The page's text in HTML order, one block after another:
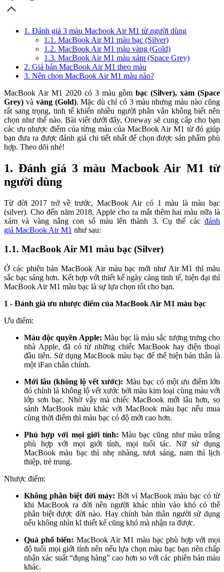
1. Đánh giá 3 màu Macbook Air M1 từ người dùng
1.1. MacBook Air M1 màu bạc (Silver)
1.2. MacBook Air M1 màu vàng (Gold)
1.3. MacBook Air M1 màu xám (Space Grey)
2. Giá bán MacBook Air M1 theo màu
3. Nên chọn MacBook Air M1 màu nào?
MacBook Air M1 2020 có 3 màu gồm bạc (Silver), xám (Space
Grey) và vàng (Gold). Mặc dù chỉ có 3 màu nhưng màu nào cũng
rất sang trọng, tinh tế khiến nhiều người phân vân không biết nên
chọn như thế nào. Bài viết dưới đây, Oneway sẽ cung cấp cho bạn
các ưu nhược điểm của từng màu của MacBook Air M1 từ đó giúp
bạn đưa ra được đánh giá chi tiết nhất để chọn được sản phẩm phù
hợp. Theo dõi nhé!
1. Đánh giá 3 màu Macbook Air M1 từ
người dùng
Từ đời 2017 trở về trước, MacBook Air có 1 màu là màu bạc
(silver). Cho đến năm 2018, Apple cho ra mắt thêm hai màu nữa là
xám và vàng nâng con số màu lên thành 3. Cụ thế các đánh
giá MacBook Air M1 như sau:
1.1. MacBook Air M1 màu bạc (Silver)
Ở các phiên bản MacBook Air màu bạc mới như Air M1 thì màu
sắc bạc sáng hơn. Kết hợp với thiết kế ngày càng tinh tế, hiện đại thì
MacBook Air M1 màu bạc là sự lựa chọn tốt cho bạn.
1 - Đánh giá ưu nhược điểm của MacBook Air M1 màu bạc
Ưu điểm:
Màu độc quyền Apple: Màu bạc là màu sắc tượng trưng cho
nhà Apple, đã có từ những chiếc MacBook hay điện thoại
đầu tiên. Sử dụng MacBook màu bạc để thể hiện bản thân là
một iFan chân chính.
Mới lâu (không lộ vết xước): Màu bạc có một ưu điểm lớn
đó chính là không lộ vết xước bởi màu kim loại cùng màu với
lớp sơn bạc. Nhờ vậy mà chiếc MacBook mới lâu hơn, so
sánh MacBook màu khác với MacBook màu bạc nếu mua
cùng thời điểm thì màu bạc có độ mới cao hơn.
Phù hợp với mọi giới tính: Màu bạc cũng như màu trắng
phù hợp với mọi giới tính, mọi tuổi tác. Nữ sử dụng
MacBook màu bạc thì nhẹ nhàng, tươi sáng, nam thì lịch
thiệp, trẻ trung.
Nhược điểm:
Không phân biệt đời máy: Bởi vì MacBook màu bạc có từ
khi MacBook ra đời nên người khác nhìn vào khó có thể
phân biệt được đời nào. Hay chính bản thân người sử dụng
nếu không nhìn kĩ thiết kế cũng khó mà nhận ra được.
Quá phổ biến: MacBook Air M1 màu bạc phù hợp với mọi
độ tuổi mọi giới tính nên nếu lựa chọn màu bạc bạn nên chấp
nhận xác suất “đụng hàng” cao hơn so với các phiên bản màu
khác.